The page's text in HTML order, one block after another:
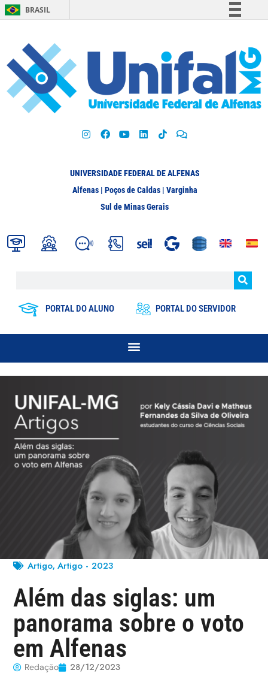
BRASIL
Participe
Acesso à informação
Legislação
UNIVERSIDADE FEDERAL DE ALFENAS
Alfenas | Poços de Caldas | Varginha
Sul de Minas Gerais
PORTAL DO ALUNO PORTAL DO SERVIDOR
Artigo,Artigo - 2023
Além das siglas: um
panorama sobre o voto
em Alfenas
Redação 28/12/2023